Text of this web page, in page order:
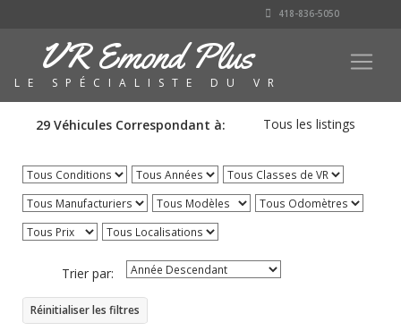
418-836-5050
VR Emond Plus
LE SPÉCIALISTE DU VR
29 Véhicules Correspondant à: Tous les listings
Tous Conditions Tous Années
Tous Classes de VR
Tous Manufacturiers
Tous Modèles
Tous Odomètres
Tous Prix
Tous Localisations
Trier par:
Réinitialiser les filtres